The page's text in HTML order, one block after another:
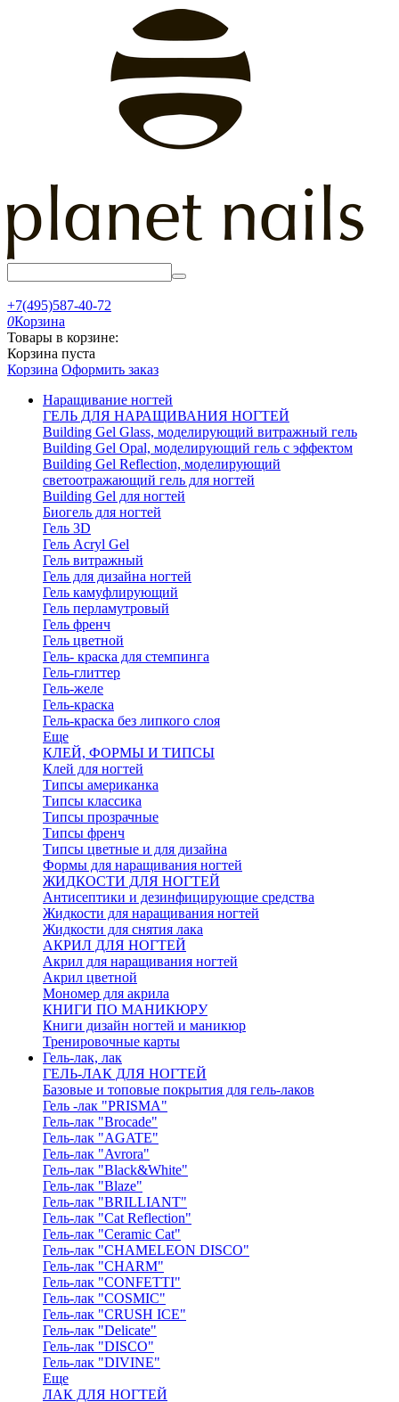
+7(495)587-40-72
0Корзина
Товары в корзине:
Корзина пуста
Корзина Оформить заказ
Наращивание ногтей
ГЕЛЬ ДЛЯ НАРАЩИВАНИЯ НОГТЕЙ
Building Gel Glass, моделирующий витражный гель
Building Gel Opal, моделирующий гель с эффектом
Building Gel Reflection, моделирующий
светоотражающий гель для ногтей
Building Gel для ногтей
Биогель для ногтей
Гель 3D
Гель Acryl Gel
Гель витражный
Гель для дизайна ногтей
Гель камуфлирующий
Гель перламутровый
Гель френч
Гель цветной
Гель- краска для стемпинга
Гель-глиттер
Гель-желе
Гель-краска
Гель-краска без липкого слоя
Еще
КЛЕЙ, ФОРМЫ И ТИПСЫ
Клей для ногтей
Типсы американка
Типсы классика
Типсы прозрачные
Типсы френч
Типсы цветные и для дизайна
Формы для наращивания ногтей
ЖИДКОСТИ ДЛЯ НОГТЕЙ
Антисептики и дезинфицирующие средства
Жидкости для наращивания ногтей
Жидкости для снятия лака
АКРИЛ ДЛЯ НОГТЕЙ
Акрил для наращивания ногтей
Акрил цветной
Мономер для акрила
КНИГИ ПО МАНИКЮРУ
Книги дизайн ногтей и маникюр
Тренировочные карты
Гель-лак, лак
ГЕЛЬ-ЛАК ДЛЯ НОГТЕЙ
Базовые и топовые покрытия для гель-лаков
Гель -лак "PRISMA"
Гель-лак "Brocade"
Гель-лак "AGATE"
Гель-лак "Avrora"
Гель-лак "Black&White"
Гель-лак "Blaze"
Гель-лак "BRILLIANT"
Гель-лак "Cat Reflection"
Гель-лак "Ceramic Cat"
Гель-лак "CHAMELEON DISCO"
Гель-лак "CHARM"
Гель-лак "CONFETTI"
Гель-лак "COSMIC"
Гель-лак "CRUSH ICE"
Гель-лак "Delicate"
Гель-лак "DISCO"
Гель-лак "DIVINE"
Еще
ЛАК ДЛЯ НОГТЕЙ